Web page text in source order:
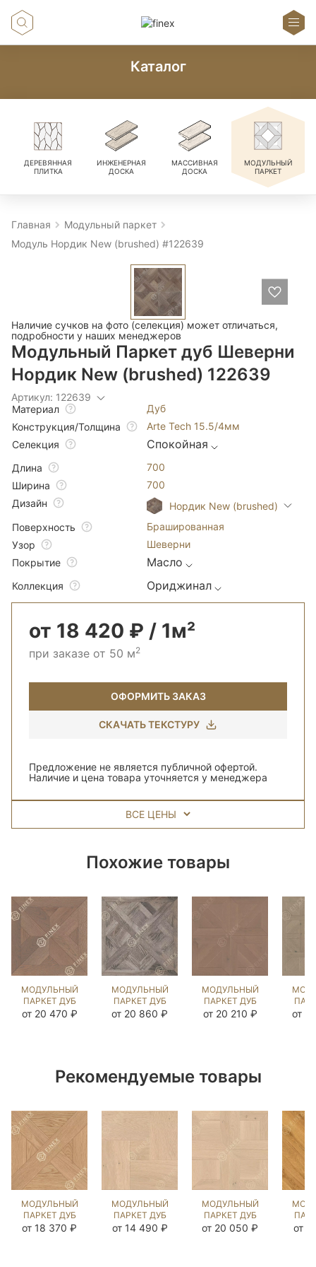
Каталог
ДЕРЕВЯННАЯ
ПЛИТКА
ИНЖЕНЕРНАЯ
ДОСКА
МАССИВНАЯ
ДОСКА
МОДУЛЬНЫЙ
ПАРКЕТ
Главная
Модульный паркет
Модуль Нордик New (brushed) #122639
Наличие сучков на фото (селекция) может отличаться,
подробности у наших менеджеров
Модульный Паркет дуб Шеверни
Нордик New (brushed) 122639
Артикул: 122639
Материал
Дуб
Конструкция/Толщина
Arte Tech 15.5/4мм
Селекция
Спокойная
Длина
700
Ширина
700
Дизайн
Нордик New (brushed)
Поверхность
Брашированная
Узор
Шеверни
Покрытие
Масло
Коллекция Ориджинал
от 18 420 ₽ / 1м²
при заказе от 50 м2
ОФОРМИТЬ ЗАКАЗ
СКАЧАТЬ ТЕКСТУРУ
Предложение не является публичной офертой.
Наличие и цена товара уточняется у менеджера
ВСЕ ЦЕНЫ
Похожие товары
МОДУЛЬНЫЙ
ПАРКЕТ ДУБ
ШЕНОНСО
от 20 470 ₽
МОДУЛЬНЫЙ
ПАРКЕТ ДУБ
ПЬЕРФОН
от 20 860 ₽
МОДУЛЬНЫЙ
ПАРКЕТ ДУБ
КРАУЗЕТТ
от 20 210 ₽ от
Рекомендуемые товары
МОДУЛЬНЫЙ
ПАРКЕТ ДУБ
ГОРД
от 18 370 ₽
МОДУЛЬНЫЙ
ПАРКЕТ ДУБ
ПРОВЕНЦАЛЕ
от 14 490 ₽
МОДУЛЬНЫЙ
ПАРКЕТ ДУБ
КЕНИГ
от 20 050 ₽ от